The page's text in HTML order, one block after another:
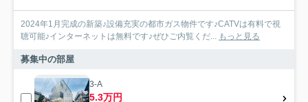
2024年1月完成の新築♪設備充実の都市ガス物件です♪CATVは有料で視
聴可能♪インターネットは無料です♪ぜひご内覧くだ... もっと見る
募集中の部屋
3-A
5.3万円